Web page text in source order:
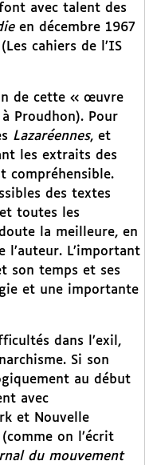
avec talent des
en décembre 1967
cahiers de l’IS
de cette « œuvre
Proudhon). Pour
Lazaréennes, et
les extraits des
compréhensible.
des textes
toutes les
la meilleure, en
L’important
son temps et ses
et une importante
dans l’exil,
Si son
au début
avec
et Nouvelle
on l’écrit
du mouvement